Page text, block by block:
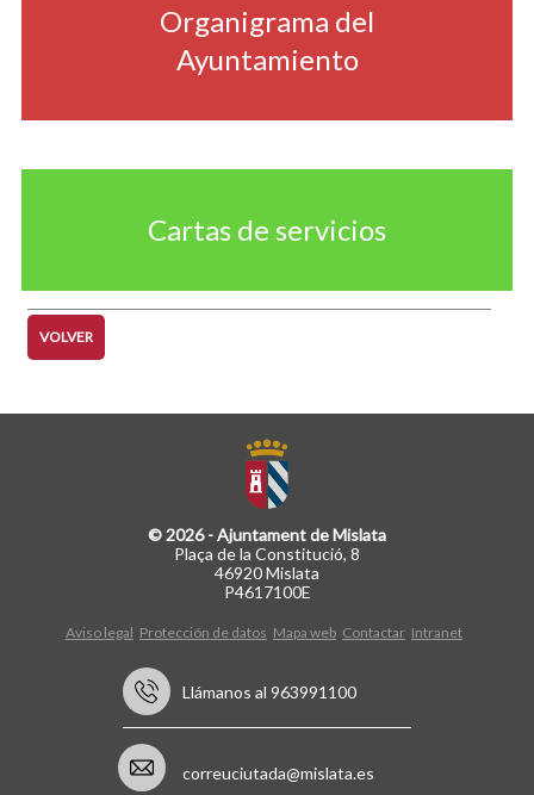
Organigrama del
Ayuntamiento
Cartas de servicios
VOLVER
© 2026 - Ajuntament de Mislata
Plaça de la Constitució, 8
46920 Mislata
P4617100E
Aviso legal Protección de datos Mapa web Contactar Intranet
Llámanos al 963991100
correuciutada@mislata.es